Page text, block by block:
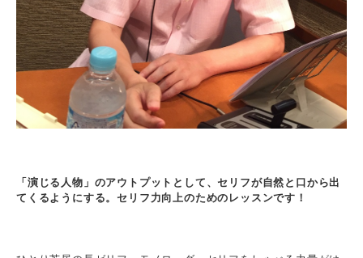
「演じる人物」のアウトプットとして、セリフが自然と口から出
てくるようにする。セリフ力向上のためのレッスンです！